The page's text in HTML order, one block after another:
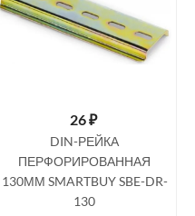
26₽
DIN-РЕЙКА
ПЕРФОРИРОВАННАЯ
130ММ SMARTBUY SBE-DR-
130